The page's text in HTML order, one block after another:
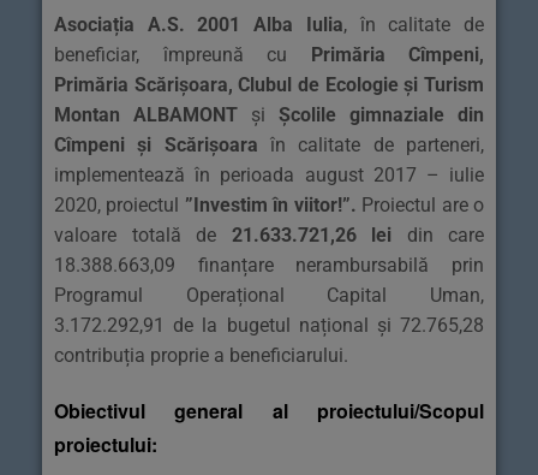
Asociația A.S. 2001 Alba Iulia, în calitate de
beneficiar, împreună cu Primăria Cîmpeni,
Primăria Scărișoara, Clubul de Ecologie și Turism
Montan ALBAMONT și Școlile gimnaziale din
Cîmpeni și Scărișoara în calitate de parteneri,
implementează în perioada august 2017 – iulie
2020, proiectul ”Investim în viitor!”. Proiectul are o
valoare totală de 21.633.721,26 lei din care
18.388.663,09 finanțare nerambursabilă prin
Programul Operațional Capital Uman,
3.172.292,91 de la bugetul național și 72.765,28
contribuția proprie a beneficiarului.
Obiectivul general al proiectului/Scopul
proiectului: